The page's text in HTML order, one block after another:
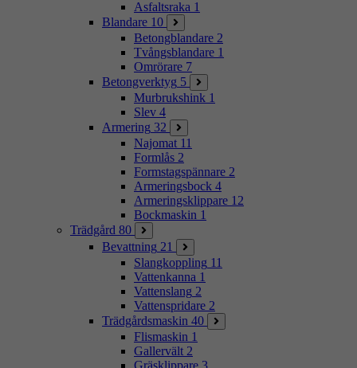
Asfaltsraka 1
Blandare 10
Betongblandare 2
Tvångsblandare 1
Omrörare 7
Betongverktyg 5
Murbrukshink 1
Slev 4
Armering 32
Najomat 11
Formlås 2
Formstagspännare 2
Armeringsbock 4
Armeringsklippare 12
Bockmaskin 1
Trädgård 80
Bevattning 21
Slangkoppling 11
Vattenkanna 1
Vattenslang 2
Vattenspridare 2
Trädgårdsmaskin 40
Flismaskin 1
Gallervält 2